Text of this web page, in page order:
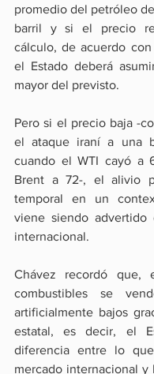
promedio del petróleo
barril y si el precio
cálculo, de acuerdo
el Estado deberá
mayor del previsto.
Pero si el precio baja -
el ataque iraní a una
cuando el WTI cayó a
Brent a 72-, el alivio
temporal en un
viene siendo advertido
internacional.
Chávez recordó que,
combustibles se
artificialmente bajos
estatal, es decir, el
diferencia entre lo
mercado internacional y